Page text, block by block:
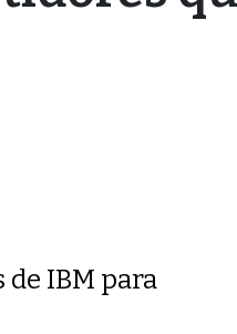
de IBM para